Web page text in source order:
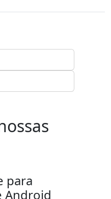
para
Android